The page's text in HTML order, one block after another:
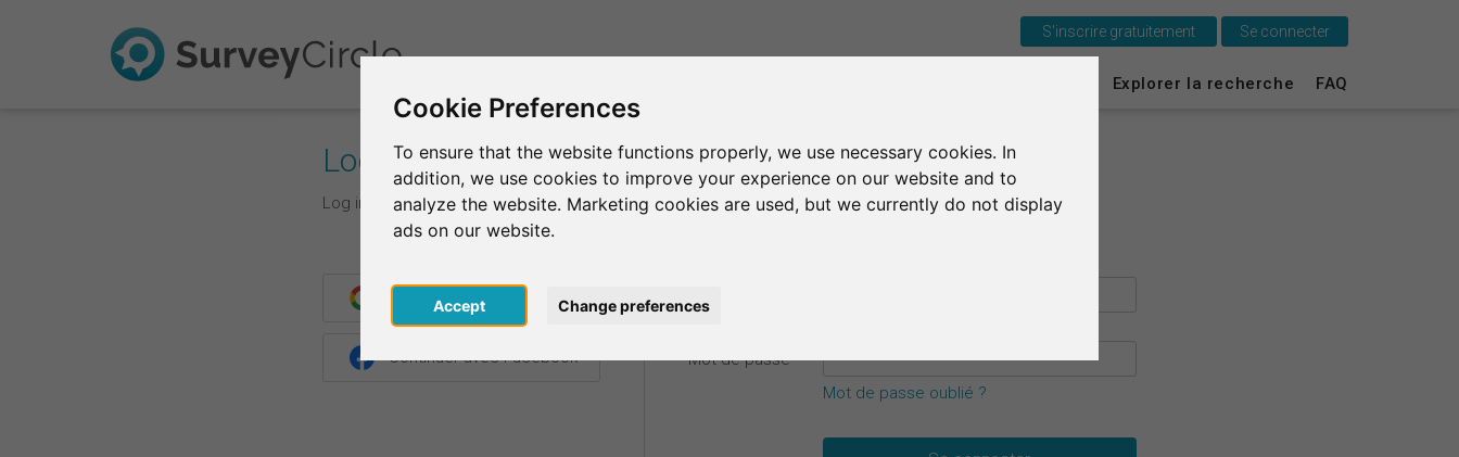
Cookie Preferences
To ensure that the website functions properly, we use necessary cookies. In
addition, we use cookies to improve your experience on our website and to
analyze the website. Marketing cookies are used, but we currently do not display
ads on our website.
Accept Change preferences
Explorer la recherche FAQ
S'inscrire gratuitement Se connecter
Log In
Log in with your login details.
Continuer avec Google
Continuer avec Facebook Mot de passe*
Mot de passe oublié ?